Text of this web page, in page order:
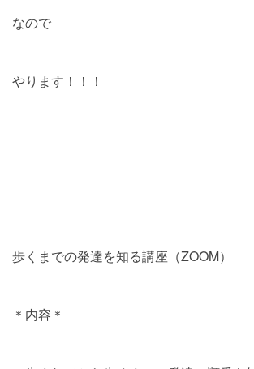
なので
やります！！！
歩くまでの発達を知る講座（ZOOM）
＊内容＊